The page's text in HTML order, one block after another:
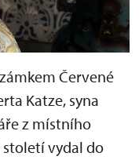
Červené
Katze, syna
z místního
století vydal do